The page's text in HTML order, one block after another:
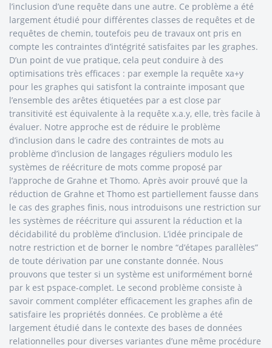
l’inclusion d’une requête dans une autre. Ce problème a été
largement étudié pour différentes classes de requêtes et de
requêtes de chemin, toutefois peu de travaux ont pris en
compte les contraintes d’intégrité satisfaites par les graphes.
D’un point de vue pratique, cela peut conduire à des
optimisations très efficaces : par exemple la requête xa+y
pour les graphes qui satisfont la contrainte imposant que
l’ensemble des arêtes étiquetées par a est close par
transitivité est équivalente à la requête x.a.y, elle, très facile à
évaluer. Notre approche est de réduire le problème
d’inclusion dans le cadre des contraintes de mots au
problème d’inclusion de langages réguliers modulo les
systèmes de réécriture de mots comme proposé par
l’approche de Grahne et Thomo. Après avoir prouvé que la
réduction de Grahne et Thomo est partiellement fausse dans
le cas des graphes finis, nous introduisons une restriction sur
les systèmes de réécriture qui assurent la réduction et la
décidabilité du problème d’inclusion. L’idée principale de
notre restriction et de borner le nombre “d’étapes parallèles”
de toute dérivation par une constante donnée. Nous
prouvons que tester si un système est uniformément borné
par k est pspace-complet. Le second problème consiste à
savoir comment compléter efficacement les graphes afin de
satisfaire les propriétés données. Ce problème a été
largement étudié dans le contexte des bases de données
relationnelles pour diverses variantes d’une même procédure